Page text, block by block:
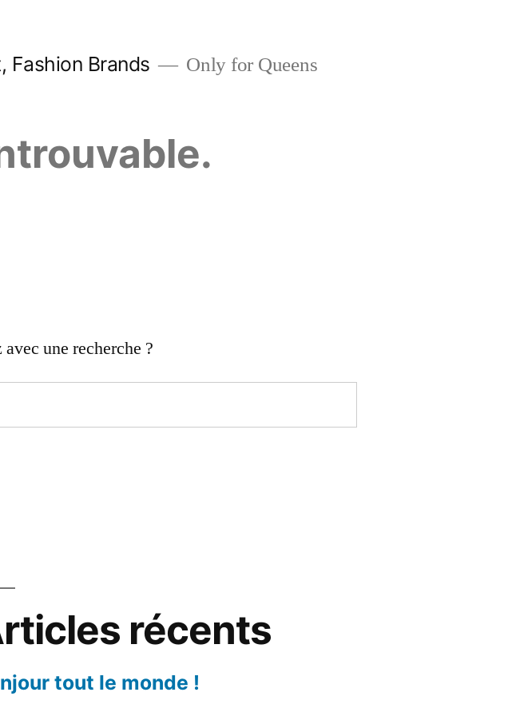
Fashion Brands Only for Queens
une recherche ?
récents
tout le monde !